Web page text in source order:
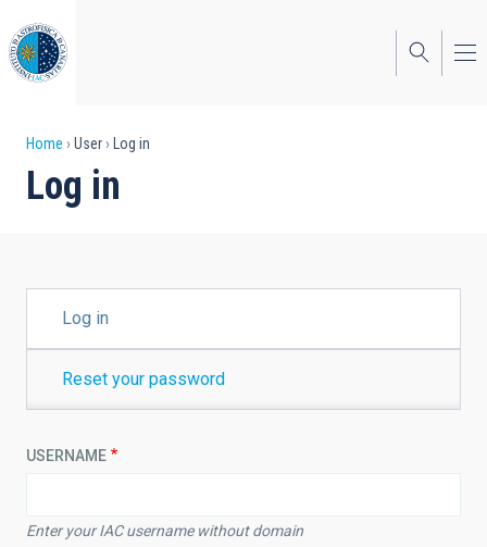
to
main
content
Breadcrumb
Home User Log in
Log in
TABSLog in
Reset your password
USERNAME
Enter your IAC username without domain